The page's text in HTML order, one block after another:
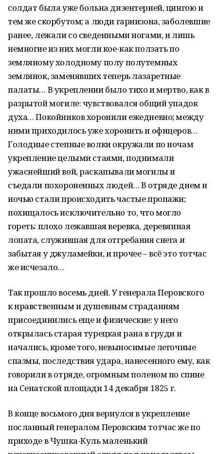
солдат была уже больна дизентерией, цингою и
тем же скорбутом; а люди гарнизона, заболевшие
ранее, лежали со сведенными ногами, и лишь
немногие из них могли кое-как ползать по
земляному холодному полу полутемных
землянок, заменявших теперь лазаретные
палаты… В укреплении было тихо и мертво, как в
разрытой могиле: чувствовался общий упадок
духа… Покойников хоронили ежедневно; между
ними приходилось уже хоронить и офицеров…
Голодные степные волки окружали по ночам
укрепление целыми стаями, поднимали
ужаснейший вой, раскапывали могилы и
съедали похороненных людей… В отряде днем и
ночью стали происходить частые пропажи;
похищалось исключительно то, что могло
гореть: плохо лежавшая веревка, деревянная
лопата, служившая для отгребания снега и
забытая у джуламейки, и прочее – всё это тотчас
же исчезало…
Так прошло восемь дней. У генерала Перовского
к нравственным и душевным страданиям
присоединились еще и физические: у него
открылась старая турецкая рана в груди и
начались, кроме того, невыносимые легочные
спазмы, последствия удара, нанесенного ему, как
говорили в отряде, огромным поленом по спине
на Сенатской площади 14 декабря 1825 г.
В конце восьмого дня вернулся в укрепление
посланный генералом Перовским тотчас же по
приходе в Чушка-Куль маленький